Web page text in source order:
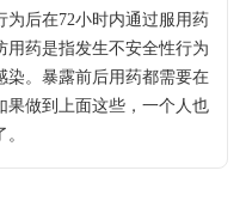
为后在72小时内通过服用药
用药是指发生不安全性行为
染。暴露前后用药都需要在
果做到上面这些，一个人也